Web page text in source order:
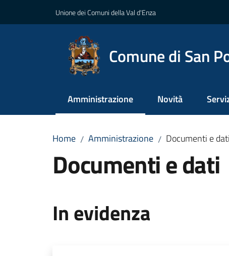
Unione dei Comuni della Val d'Enza
Comune di San
Amministrazione
Menu selezionato Novità
Home / Amministrazione / Documenti e dati
Documenti e dati
In evidenza